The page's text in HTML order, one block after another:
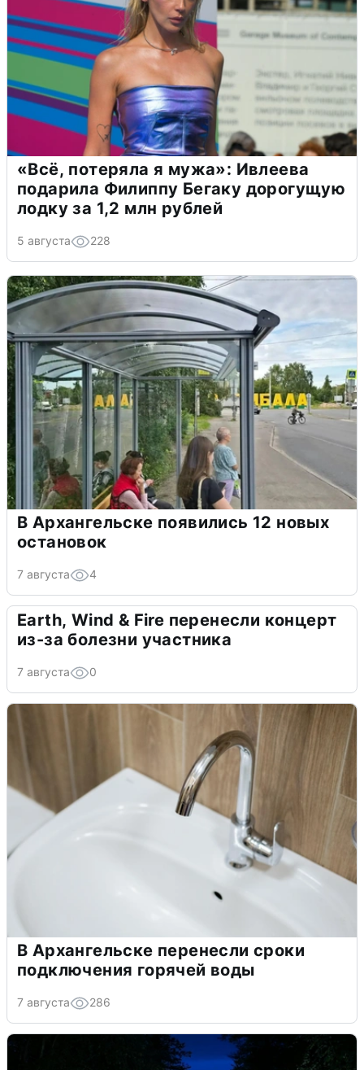
«Всё, потеряла я мужа»: Ивлеева
подарила Филиппу Бегаку дорогущую
лодку за 1,2 млн рублей
5 августа 228
В Архангельске появились 12 новых
остановок
7 августа 4
Earth, Wind & Fire перенесли концерт
из-за болезни участника
7 августа 0
В Архангельске перенесли сроки
подключения горячей воды
7 августа 286